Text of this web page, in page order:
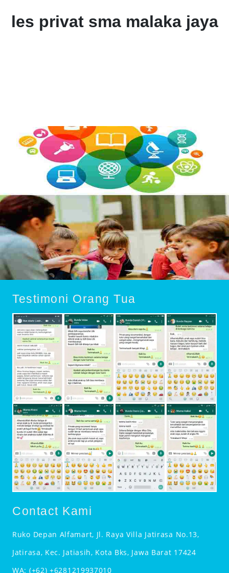
les privat sma malaka jaya
Testimoni Orang Tua
Contact Kami
Ruko Depan Alfamart, Jl. Raya Villa Jatirasa No.13,
Jatirasa, Kec. Jatiasih, Kota Bks, Jawa Barat 17424
WA: (+62) +6281219937010